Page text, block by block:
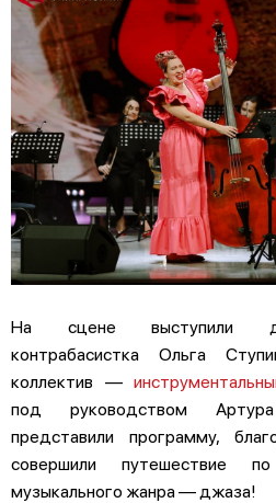
На сцене выступили
контрабасистка Ольга
коллектив —
под руководством
представили программу,
совершили путешествие
музыкального жанра — джаза!